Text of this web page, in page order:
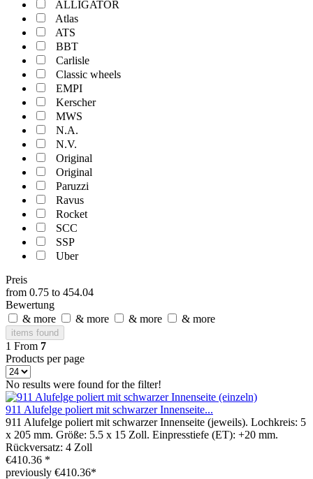
ALLIGATOR
Atlas
ATS
BBT
Carlisle
Classic wheels
EMPI
Kerscher
MWS
N.A.
N.V.
Original
Original
Paruzzi
Ravus
Rocket
SCC
SSP
Uber
Preis
from 0.75 to 454.04
Bewertung
& more
& more & more & more
items found
1 From 7
Products per page
No results were found for the filter!
911 Alufelge poliert mit schwarzer Innenseite...
911 Alufelge poliert mit schwarzer Innenseite (jeweils). Lochkreis: 5
x 205 mm. Größe: 5.5 x 15 Zoll. Einpresstiefe (ET): +20 mm.
Rückversatz: 4 Zoll
€410.36 *
previously €410.36*